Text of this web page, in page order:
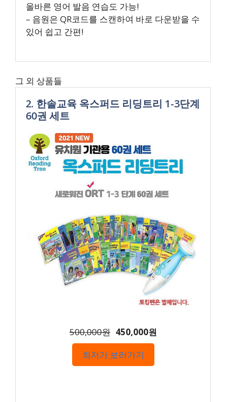
올바른 영어 발음 연습도 가능!
– 음원은 QR코드를 스캔하여 바로 다운받을 수
있어 쉽고 간편!
그 외 상품들
2. 한솔교육 옥스퍼드 리딩트리 1-3단계
60권 세트
500,000원 450,000원
최저가 보러가기